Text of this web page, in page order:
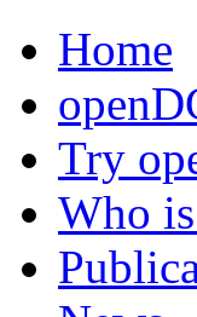
Home
Try
Who